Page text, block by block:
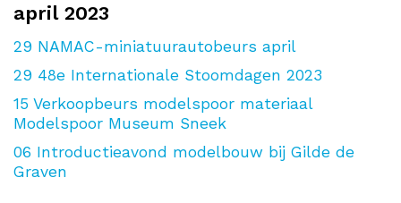
april 2023
29 NAMAC-miniatuurautobeurs april
29 48e Internationale Stoomdagen 2023
15 Verkoopbeurs modelspoor materiaal
Modelspoor Museum Sneek
06 Introductieavond modelbouw bij Gilde de
Graven